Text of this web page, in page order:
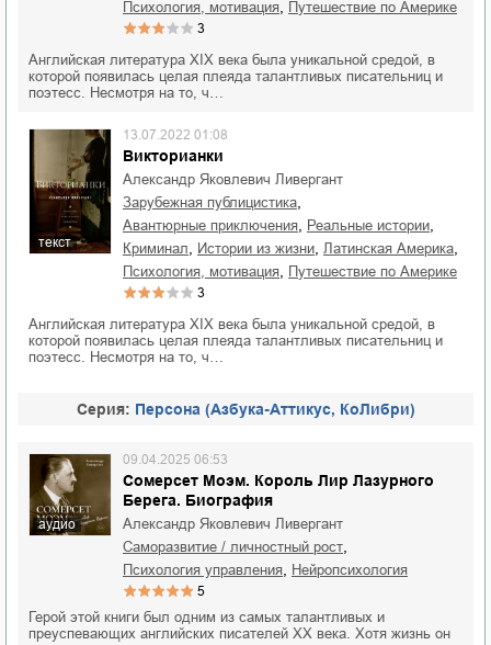
психология, мотивация, путешествие по Америке
3
Английская литература XIX века была уникальной средой, в
которой появилась целая плеяда талантливых писательниц и
поэтесс. Несмотря на то, ч…
текст
Викторианки
13.07.2022 01:08
Александр Яковлевич Ливергант
зарубежная публицистика,
авантюрные приключения, реальные истории,
криминал, истории из жизни, Латинская Америка,
психология, мотивация, путешествие по Америке
3
Английская литература XIX века была уникальной средой, в
которой появилась целая плеяда талантливых писательниц и
поэтесс. Несмотря на то, ч…
Cерия: Персона (Азбука-Аттикус, КоЛибри)
аудио
Сомерсет Моэм. Король Лир Лазурного
Берега. Биография
09.04.2025 06:53
Александр Яковлевич Ливергант
саморазвитие / личностный рост,
психология управления, нейропсихология
5
Герой этой книги был одним из самых талантливых и
преуспевающих английских писателей XX века. Хотя жизнь он